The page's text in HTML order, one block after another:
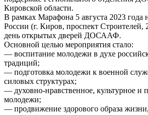
Кировской области.
В рамках Марафона 5 августа 2023
России (г. Киров, проспект
день открытых дверей ДОСААФ.
Основной целью мероприятия стало:
— воспитание молодежи в духе
традиций;
— подготовка молодежи к военной
силовых структурах;
— духовно-нравственное, культурное и
молодежи;
— продвижение здорового образа